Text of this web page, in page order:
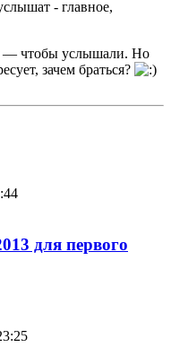
- главное,
— чтобы услышали. Но
зачем браться?
для первого